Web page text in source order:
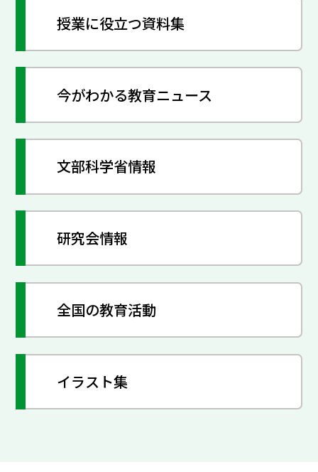
授業に役立つ資料集
今がわかる教育ニュース
文部科学省情報
研究会情報
全国の教育活動
イラスト集